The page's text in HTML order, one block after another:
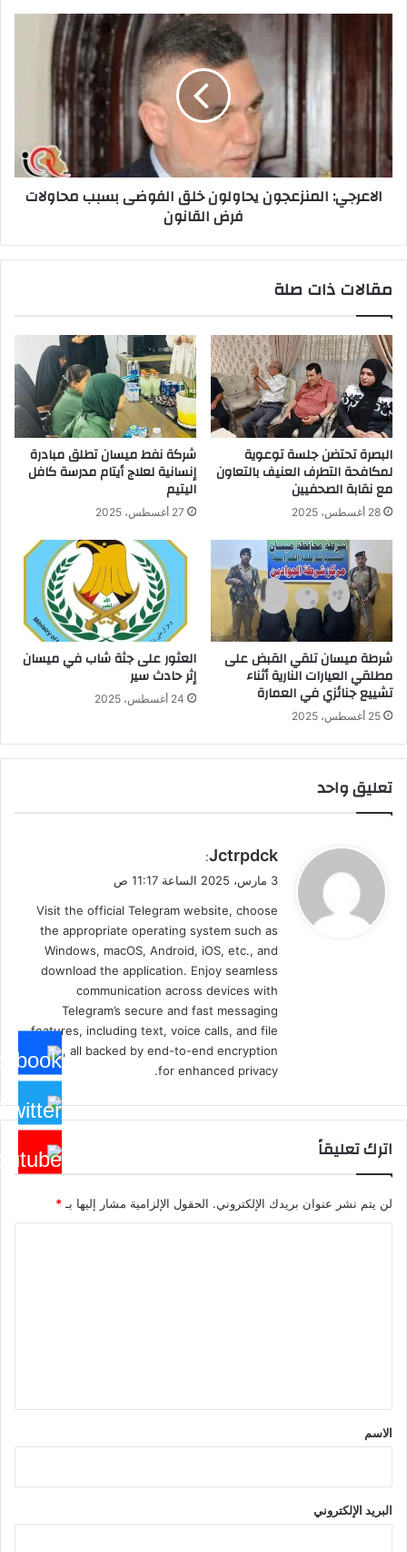
الاعرجي:
المنزعجون
يحاولون
الفوضى
بسبب
محاولات
فرض
القانون
الاعرجي: المنزعجون يحاولون خلق الفوضى بسبب محاولات
فرض القانون
مقالات ذات صلة
البصرة تحتضن جلسة توعوية
لمكافحة التطرف العنيف بالتعاون
مع نقابة الصحفيين
28 أغسطس، 2025
شركة نفط ميسان تطلق مبادرة
إنسانية لعلاج أيتام مدرسة كافل
اليتيم
27 أغسطس، 2025
شرطة ميسان تلقي القبض على
مطلقي العيارات النارية أثناء
تشييع جنائزي في العمارة
25 أغسطس، 2025
العثور على جثة شاب في ميسان
إثر حادث سير
24 أغسطس، 2025
تعليق واحد
ي
ق
ل
Jctrpdck
:
3 مارس، 2025 الساعة 11:17 ص
Visit the official Telegram website, choose
the appropriate operating system such as
Windows, macOS, Android, iOS, etc., and
download the application. Enjoy seamless
communication across devices with
Telegram’s secure and fast messaging
features, including text, voice calls, and file
sharing, all backed by end-to-end encryption
for enhanced privacy.
اترك تعليقاً
لن يتم نشر عنوان بريدك الإلكتروني. الحقول الإلزامية مشار إليها بـ*
*
الاسم
البريد الإلكتروني